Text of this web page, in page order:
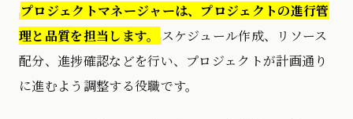
プロジェクトマネージャーは、プロジェクトの進行管
理と品質を担当します。 スケジュール作成、リソース
配分、進捗確認などを行い、プロジェクトが計画通り
に進むよう調整する役職です。